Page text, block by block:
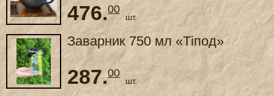
476.00
шт.
Заварник 750 мл «Тіпод»
287.00
шт.